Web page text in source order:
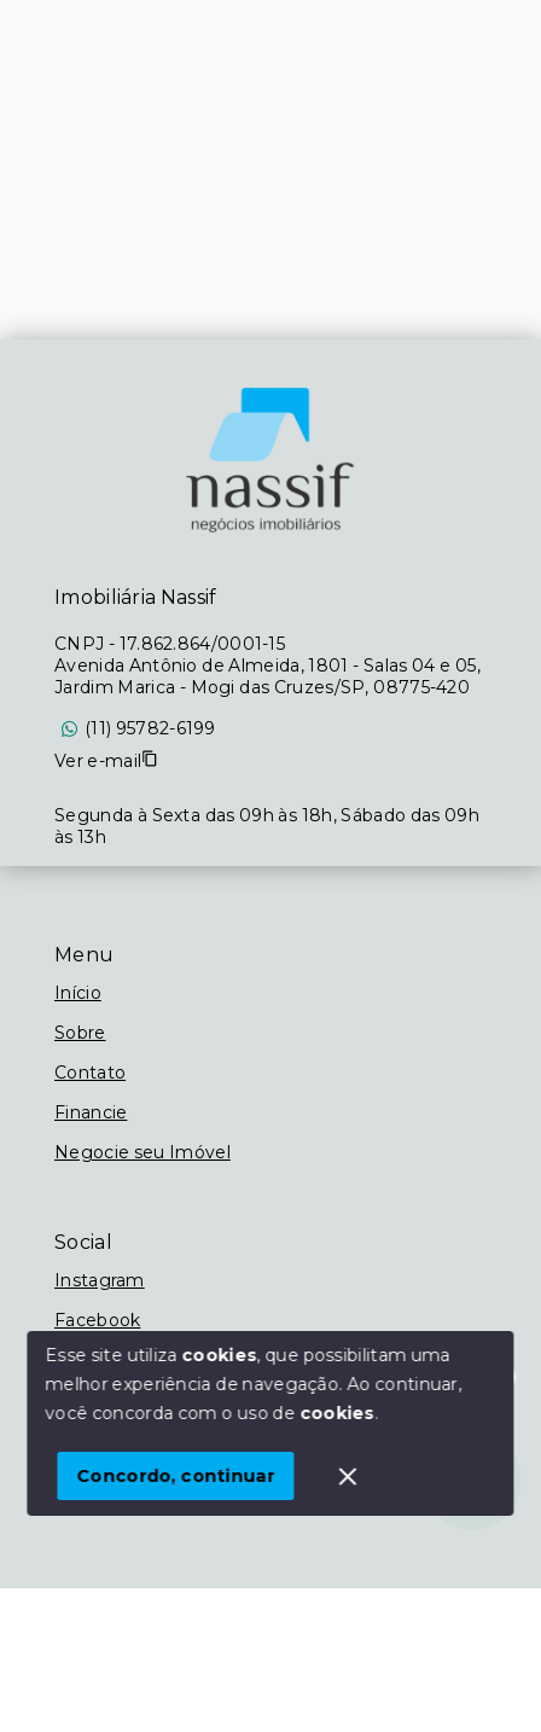
Olá! Estamos disponíveis para te ajudar.
Menu
Início
Sobre
Contato
Financie
Negocie seu Imóvel
Social
Instagram
Facebook
© Copyright 2026 - Imobiliária Nassif - Todos os
SITE PARA IMOBILIARIA
Imobiliária Nassif
CNPJ - 17.862.864/0001-15
Avenida Antônio de Almeida, 1801 - Salas 04 e 05,
Jardim Marica - Mogi das Cruzes/SP, 08775-420
(11) 95782-6199
Ver e-mail
Segunda à Sexta das 09h às 18h, Sábado das 09h
às 13h
Esse site utiliza cookies, que possibilitam uma
melhor experiência de navegação.Ao continuar,
você concorda com o uso de cookies.
Concordo, continuar